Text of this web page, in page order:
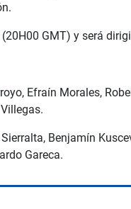
GMT) y será
Efraín Morales,
Benjamín
Gareca.